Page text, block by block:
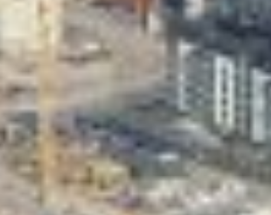
Valon Kaupunki
Lasten Lysti & LystiKylä-festivaali
Ohje
English